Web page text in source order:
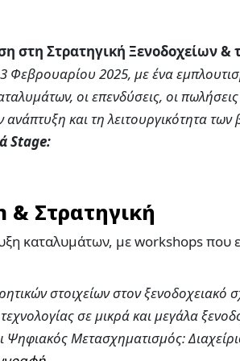
στη Στρατηγική Ξενοδοχείων
Φεβρουαρίου 2025, με ένα
οι επενδύσεις, οι πωλήσεις
και τη λειτουργικότητα των
Stage:
& Στρατηγική
καταλυμάτων, με workshops που
στοιχείων στον ξενοδοχειακό
σε μικρά και μεγάλα
Ψηφιακός Μετασχηματισμός: